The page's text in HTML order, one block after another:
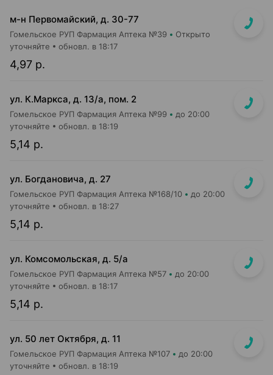
м-н Первомайский, д. 30-77
Гомельское РУП Фармация Аптека №39 Открыто
4,97 р.
уточняйте обновл. в 18:17
ул. К.Маркса, д. 13/а, пом. 2
Гомельское РУП Фармация Аптека №99 до 20:00
5,14 р.
уточняйте обновл. в 18:19
ул. Богдановича, д. 27
Гомельское РУП Фармация Аптека №168/10 до 20:00
5,14 р.
уточняйте обновл. в 18:27
ул. Комсомольская, д. 5/а
Гомельское РУП Фармация Аптека №57 до 20:00
5,14 р.
уточняйте обновл. в 18:17
ул. 50 лет Октября, д. 11
Гомельское РУП Фармация Аптека №107 до 20:00
уточняйте обновл. в 18:19